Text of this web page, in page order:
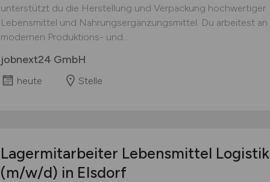
unterstützt du die Herstellung und Verpackung hochwertiger
Lebensmittel und Nahrungsergänzungsmittel. Du arbeitest an
modernen Produktions- und...
jobnext24 GmbH
heute Stelle
Lagermitarbeiter Lebensmittel Logistik
(m/w/d) in Elsdorf